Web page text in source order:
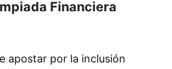
Financiera
apostar por la inclusión